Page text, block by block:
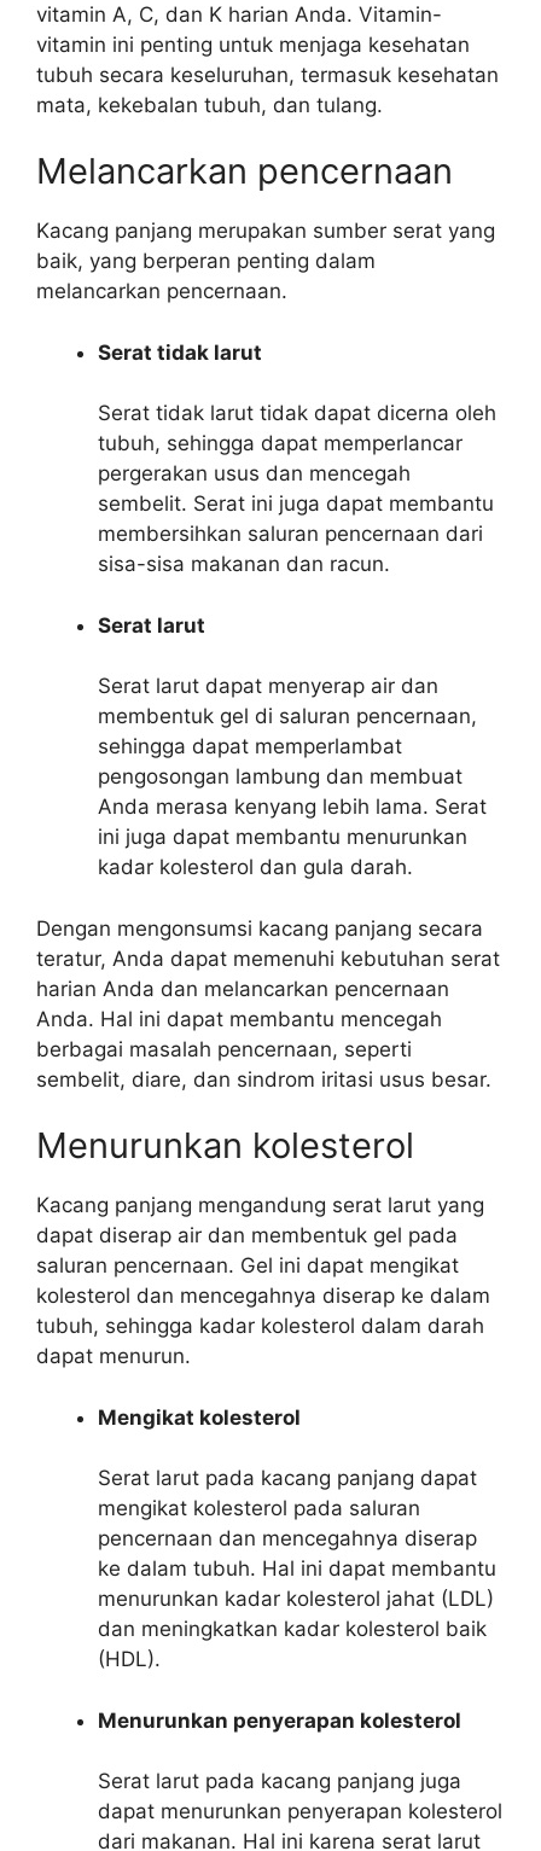
vitamin A, C, dan K harian Anda. Vitamin-
vitamin ini penting untuk menjaga kesehatan
tubuh secara keseluruhan, termasuk kesehatan
mata, kekebalan tubuh, dan tulang.
Melancarkan pencernaan
Kacang panjang merupakan sumber serat yang
baik, yang berperan penting dalam
melancarkan pencernaan.
Serat tidak larut
Serat tidak larut tidak dapat dicerna oleh
tubuh, sehingga dapat memperlancar
pergerakan usus dan mencegah
sembelit. Serat ini juga dapat membantu
membersihkan saluran pencernaan dari
sisa-sisa makanan dan racun.
Serat larut
Serat larut dapat menyerap air dan
membentuk gel di saluran pencernaan,
sehingga dapat memperlambat
pengosongan lambung dan membuat
Anda merasa kenyang lebih lama. Serat
ini juga dapat membantu menurunkan
kadar kolesterol dan gula darah.
Dengan mengonsumsi kacang panjang secara
teratur, Anda dapat memenuhi kebutuhan serat
harian Anda dan melancarkan pencernaan
Anda. Hal ini dapat membantu mencegah
berbagai masalah pencernaan, seperti
sembelit, diare, dan sindrom iritasi usus besar.
Menurunkan kolesterol
Kacang panjang mengandung serat larut yang
dapat diserap air dan membentuk gel pada
saluran pencernaan. Gel ini dapat mengikat
kolesterol dan mencegahnya diserap ke dalam
tubuh, sehingga kadar kolesterol dalam darah
dapat menurun.
Mengikat kolesterol
Serat larut pada kacang panjang dapat
mengikat kolesterol pada saluran
pencernaan dan mencegahnya diserap
ke dalam tubuh. Hal ini dapat membantu
menurunkan kadar kolesterol jahat (LDL)
dan meningkatkan kadar kolesterol baik
(HDL).
Menurunkan penyerapan kolesterol
Serat larut pada kacang panjang juga
dapat menurunkan penyerapan kolesterol
dari makanan. Hal ini karena serat larut